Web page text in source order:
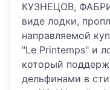
КУЗНЕЦОВ,
виде лодки,
направляемой
"Le Printemps" и
который
дельфинами в